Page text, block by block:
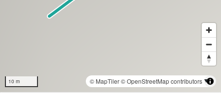
10 m © MapTiler© OpenStreetMap contributors